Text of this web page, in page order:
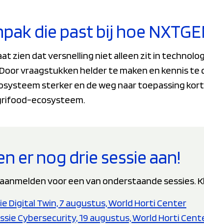
die past bij hoe
zien dat versnelling niet alleen zit in
vraagstukken helder te maken en kennis
sterker en de weg naar toepassing
ecosysteem.
er nog drie sessie aan!
voor een van onderstaande sessies.
Digital Twin, 7 augustus, World Horti Center
Cybersecurity, 19 augustus, World Horti